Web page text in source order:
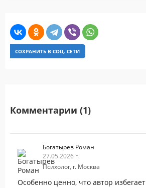
СОХРАНИТЬ В СОЦ. СЕТИ
Комментарии (1)
Богатырев Роман
27.05.2026 г.
Психолог, г. Москва
Особенно ценно, что автор избегает